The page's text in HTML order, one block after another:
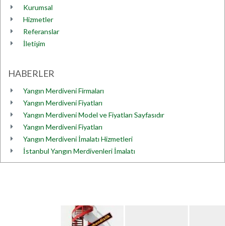
Kurumsal
Hizmetler
Referanslar
İletişim
HABERLER
Yangın Merdiveni Firmaları
Yangın Merdiveni Fiyatları
Yangın Merdiveni Model ve Fiyatları Sayfasıdır
Yangın Merdiveni Fiyatları
Yangın Merdiveni İmalatı Hizmetleri
İstanbul Yangın Merdivenleri İmalatı